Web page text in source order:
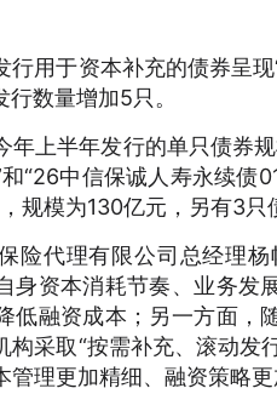
行用于资本补充的债券呈
数量增加5只。
年上半年发行的单只债券
和“26中信保诚人寿永续
规模为130亿元，另有3
险代理有限公司总经理
身资本消耗节奏、业务发
低融资成本；另一方面，
构采取“按需补充、滚动发
管理更加精细、融资策略